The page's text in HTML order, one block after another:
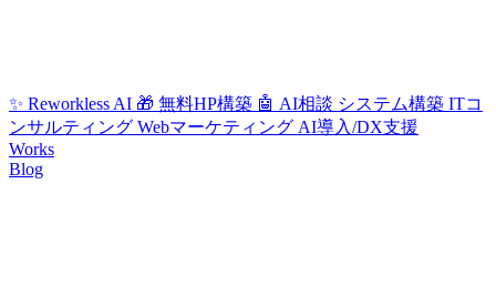
✨ Reworkless AI 🎁 無料HP構築 🤖 AI相談 システム構築 ITコ
ンサルティング Webマーケティング AI導入/DX支援
Works
Blog